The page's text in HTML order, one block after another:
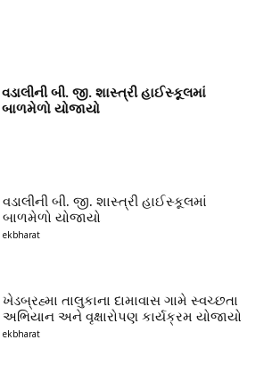
વડાલીની બી. જી. શાસ્ત્રી હાઈસ્કૂલમાં
બાળમેળો યોજાયો
વડાલીની બી. જી. શાસ્ત્રી હાઈસ્કૂલમાં
બાળમેળો યોજાયો
ekbharat
ખેડબ્રહ્મા તાલુકાના દામાવાસ ગામે સ્વચ્છતા
અભિયાન અને વૃક્ષારોપણ કાર્યક્રમ યોજાયો
ekbharat